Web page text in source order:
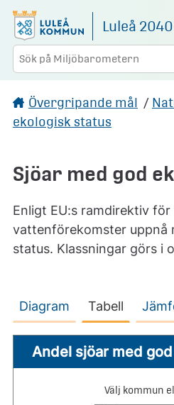
Gå direkt till sidans innehåll
Luleå 2040
Övergripande mål /
ekologisk status
Sjöar med god
Enligt EU:s ramdirektiv
vattenförekomster uppnå
status. Klassningar görs i
Diagram Tabell
Andel sjöar med
Välj kommun